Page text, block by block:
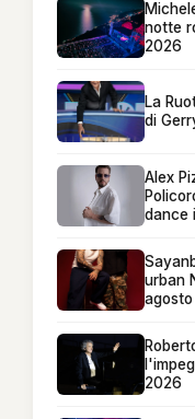
notte
2026
La
di
Alex
dance
urban
agosto
2026